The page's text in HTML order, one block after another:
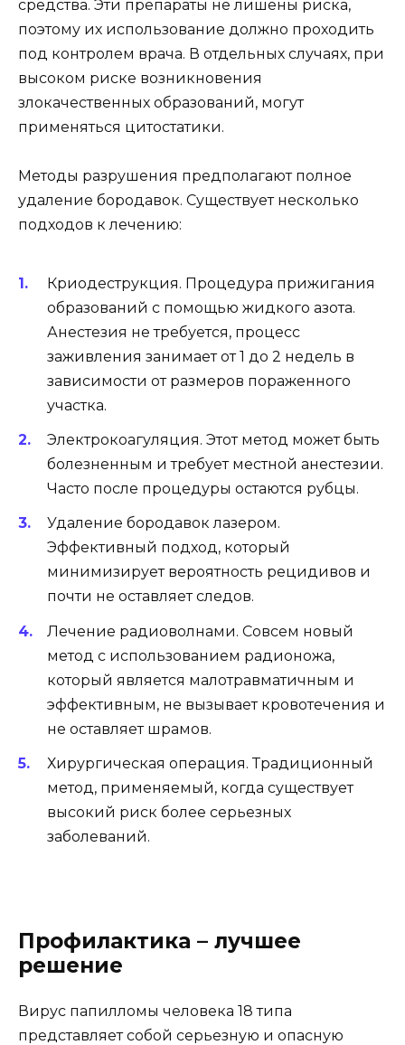
средства. Эти препараты не лишены риска,
поэтому их использование должно проходить
под контролем врача. В отдельных случаях, при
высоком риске возникновения
злокачественных образований, могут
применяться цитостатики.
Методы разрушения предполагают полное
удаление бородавок. Существует несколько
подходов к лечению:
Криодеструкция. Процедура прижигания
образований с помощью жидкого азота.
Анестезия не требуется, процесс
заживления занимает от 1 до 2 недель в
зависимости от размеров пораженного
участка.
Электрокоагуляция. Этот метод может быть
болезненным и требует местной анестезии.
Часто после процедуры остаются рубцы.
Удаление бородавок лазером.
Эффективный подход, который
минимизирует вероятность рецидивов и
почти не оставляет следов.
Лечение радиоволнами. Совсем новый
метод с использованием радионожа,
который является малотравматичным и
эффективным, не вызывает кровотечения и
не оставляет шрамов.
Хирургическая операция. Традиционный
метод, применяемый, когда существует
высокий риск более серьезных
заболеваний.
Профилактика – лучшее
решение
Вирус папилломы человека 18 типа
представляет собой серьезную и опасную